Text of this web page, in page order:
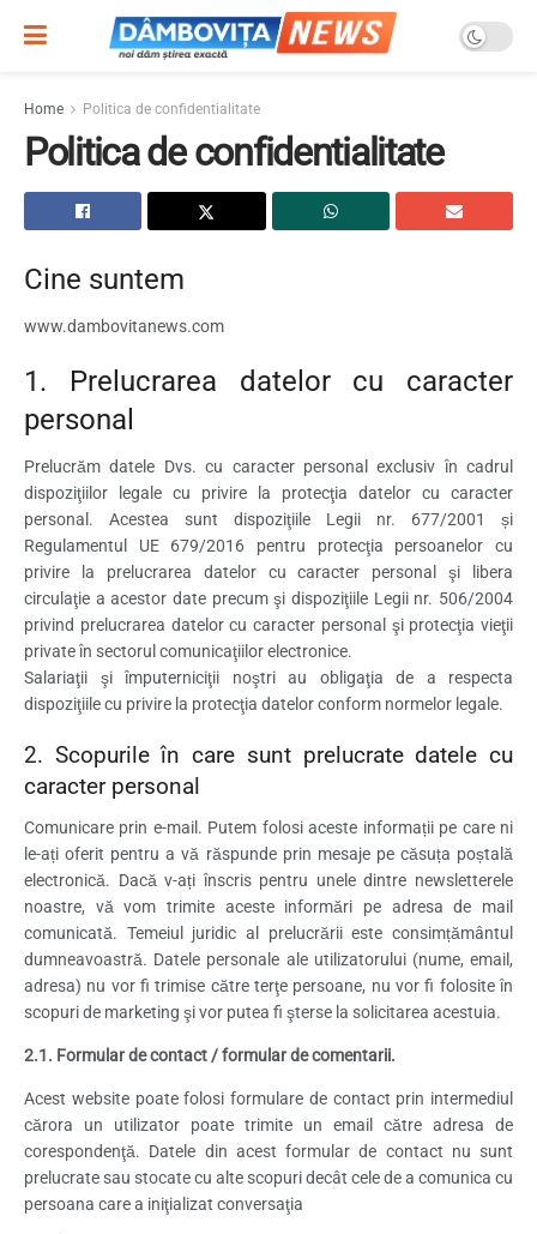
Home Politica de confidentialitate
Politica de confidentialitate
Cine suntem
www.dambovitanews.com
1. Prelucrarea datelor cu caracter
personal
Prelucrăm datele Dvs. cu caracter personal exclusiv în cadrul
dispoziţiilor legale cu privire la protecţia datelor cu caracter
personal. Acestea sunt dispoziţiile Legii nr. 677/2001 și
Regulamentul UE 679/2016 pentru protecţia persoanelor cu
privire la prelucrarea datelor cu caracter personal şi libera
circulaţie a acestor date precum şi dispoziţiile Legii nr. 506/2004
privind prelucrarea datelor cu caracter personal şi protecţia vieţii
private în sectorul comunicaţiilor electronice.
Salariaţii şi împuterniciţii noştri au obligaţia de a respecta
dispoziţiile cu privire la protecţia datelor conform normelor legale.
2. Scopurile în care sunt prelucrate datele cu
caracter personal
Comunicare prin e-mail. Putem folosi aceste informații pe care ni
le-ați oferit pentru a vă răspunde prin mesaje pe căsuța poștală
electronică. Dacă v-ați înscris pentru unele dintre newsletterele
noastre, vă vom trimite aceste informări pe adresa de mail
comunicată. Temeiul juridic al prelucrării este consimțământul
dumneavoastră. Datele personale ale utilizatorului (nume, email,
adresa) nu vor fi trimise către terţe persoane, nu vor fi folosite în
scopuri de marketing şi vor putea fi şterse la solicitarea acestuia.
2.1. Formular de contact / formular de comentarii.
Acest website poate folosi formulare de contact prin intermediul
cărora un utilizator poate trimite un email către adresa de
corespondenţă. Datele din acest formular de contact nu sunt
prelucrate sau stocate cu alte scopuri decât cele de a comunica cu
persoana care a iniţializat conversaţia